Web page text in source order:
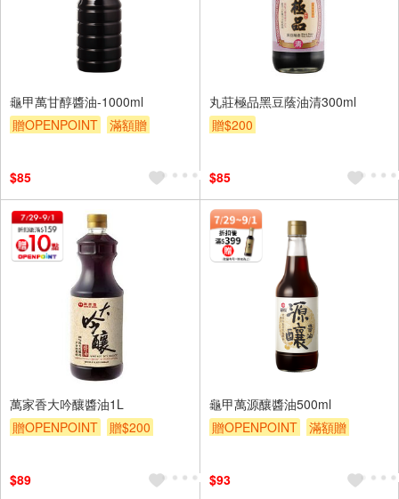
龜甲萬甘醇醬油-1000ml
贈OPENPOINT
滿額贈
$85
丸莊極品黑豆蔭油清300ml
贈$200
$85
萬家香大吟釀醬油1L
贈OPENPOINT
贈$200
$89
龜甲萬源釀醬油500ml
贈OPENPOINT
滿額贈
$93